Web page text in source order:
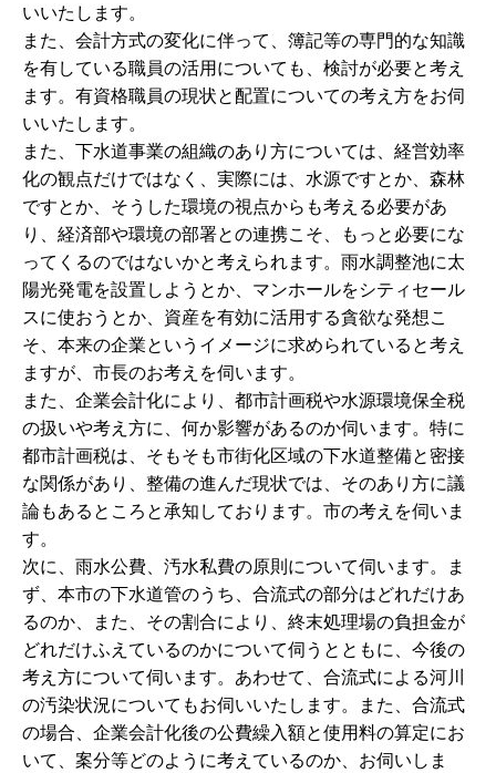
いいたします。
また、会計方式の変化に伴って、簿記等の専門的な知識
を有している職員の活用についても、検討が必要と考え
ます。有資格職員の現状と配置についての考え方をお伺
いいたします。
また、下水道事業の組織のあり方については、経営効率
化の観点だけではなく、実際には、水源ですとか、森林
ですとか、そうした環境の視点からも考える必要があ
り、経済部や環境の部署との連携こそ、もっと必要にな
ってくるのではないかと考えられます。雨水調整池に太
陽光発電を設置しようとか、マンホールをシティセール
スに使おうとか、資産を有効に活用する貪欲な発想こ
そ、本来の企業というイメージに求められていると考え
ますが、市長のお考えを伺います。
また、企業会計化により、都市計画税や水源環境保全税
の扱いや考え方に、何か影響があるのか伺います。特に
都市計画税は、そもそも市街化区域の下水道整備と密接
な関係があり、整備の進んだ現状では、そのあり方に議
論もあるところと承知しております。市の考えを伺いま
す。
次に、雨水公費、汚水私費の原則について伺います。ま
ず、本市の下水道管のうち、合流式の部分はどれだけあ
るのか、また、その割合により、終末処理場の負担金が
どれだけふえているのかについて伺うとともに、今後の
考え方について伺います。あわせて、合流式による河川
の汚染状況についてもお伺いいたします。また、合流式
の場合、企業会計化後の公費繰入額と使用料の算定にお
いて、案分等どのように考えているのか、お伺いしま